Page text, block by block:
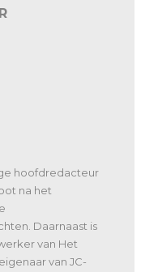
hoofdredacteur
na het
Daarnaast is
van Het
van JC-